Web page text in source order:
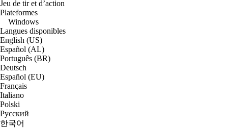
Jeu de tir et d’action
Plateformes
Windows
Langues disponibles
English (US)
Español (AL)
Português (BR)
Deutsch
Español (EU)
Français
Italiano
Polski
Русский
한국어